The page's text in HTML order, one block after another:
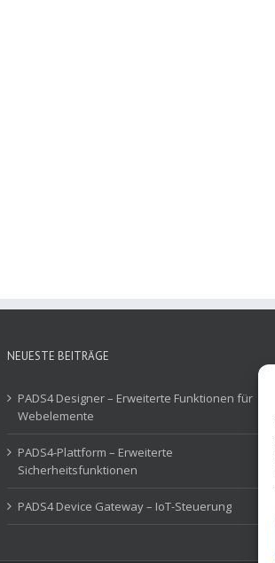
NEUESTE BEITRÄGE
PADS4 Designer – Erweiterte Funktionen für
Webelemente
PADS4-Plattform – Erweiterte
Sicherheitsfunktionen
PADS4 Device Gateway – IoT-Steuerung